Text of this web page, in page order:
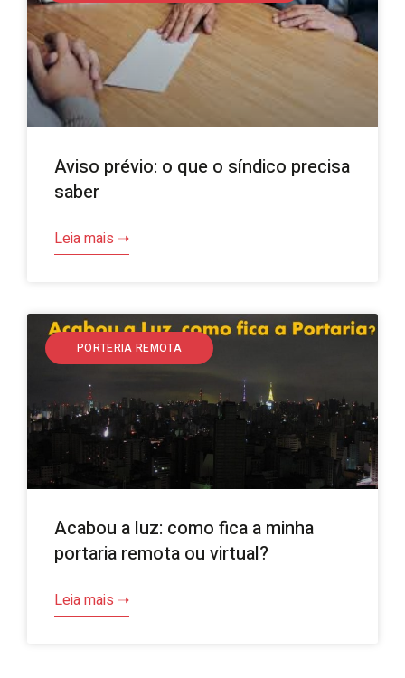
Aviso prévio: o que o síndico precisa
saber
Leia mais ➝
PORTERIA REMOTA
Acabou a luz: como fica a minha
portaria remota ou virtual?
Leia mais ➝